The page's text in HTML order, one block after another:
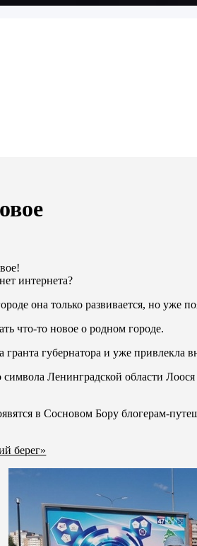
интернета?
она только развивается, но
что-то новое о родном городе.
губернатора и уже привлекла
Ленинградской области
в Сосновом Бору блогерам-
берег»